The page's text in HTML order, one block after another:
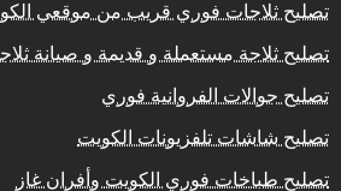
تصليح ثلاجات فوري قريب من موقعي
تصليح ثلاجة مستعملة و قديمة و صيانة
تصليح جوالات الفروانية فوري
تصليح شاشات تلفزيونات الكويت
تصليح طباخات فوري الكويت وأفران غاز